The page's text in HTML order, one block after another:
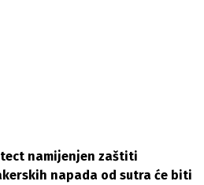
namijenjen zaštiti
napada od sutra će biti